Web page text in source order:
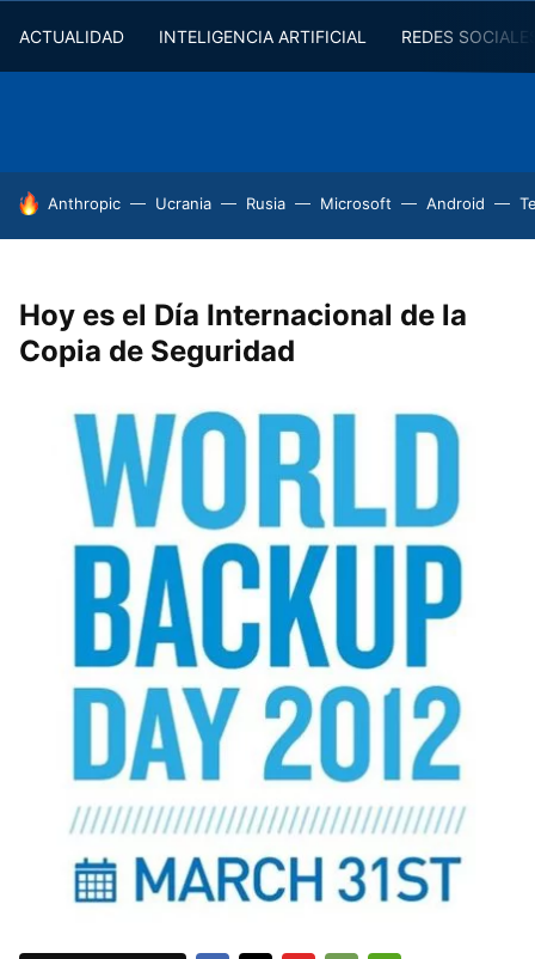
ACTUALIDAD INTELIGENCIA ARTIFICIAL REDES
HOY SE HABLA DE
Anthropic Ucrania Rusia Microsoft Android
Hoy es el Día Internacional de la
Copia de Seguridad